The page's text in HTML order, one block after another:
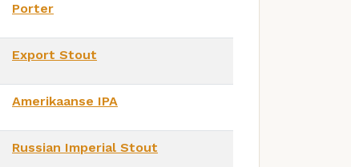
Porter
Export Stout
Amerikaanse IPA
Russian Imperial Stout